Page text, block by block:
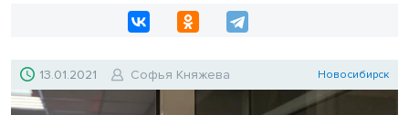
13.01.2021 Софья Княжева Новосибирск